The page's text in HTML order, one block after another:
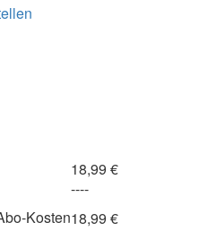
18,99 €
----
18,99 €